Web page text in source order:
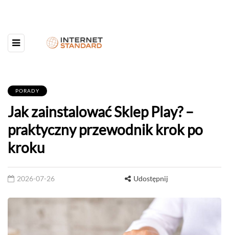
PORADY
Jak zainstalować Sklep Play? –
praktyczny przewodnik krok po
kroku
2026-07-26 Udostępnij